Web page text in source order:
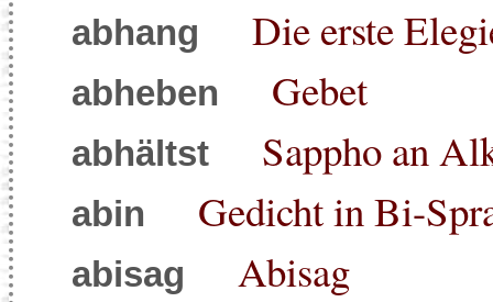
abhang Die erste
abheben Gebet
abhältst Sappho an
abin Gedicht in Bi-
abisag Abisag